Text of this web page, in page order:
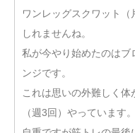
ワンレッグスクワット
しれませんね。
私が今やり始めたのはブ
ンジです。
これは思いの外難しく
（週3回）やっています。